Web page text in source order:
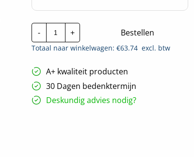
-
CTie
1220x9.0mm
Standaard
Nylon
geel
|
Per
100
stuks
hoeveelheid
+ Bestellen
Totaal naar winkelwagen: €63.74excl. btw
A+ kwaliteit producten
30 Dagen bedenktermijn
Deskundig advies nodig?